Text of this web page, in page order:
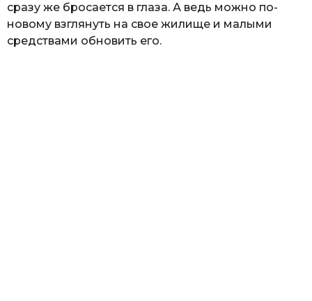
сразу же бросается в глаза. А ведь можно по-
новому взглянуть на свое жилище и малыми
средствами обновить его.